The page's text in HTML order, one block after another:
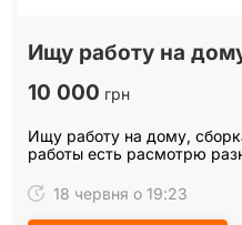
Ищу работу на
10 000 грн
Ищу работу на дому,
работы есть расмотрю
18 червня о 19:23